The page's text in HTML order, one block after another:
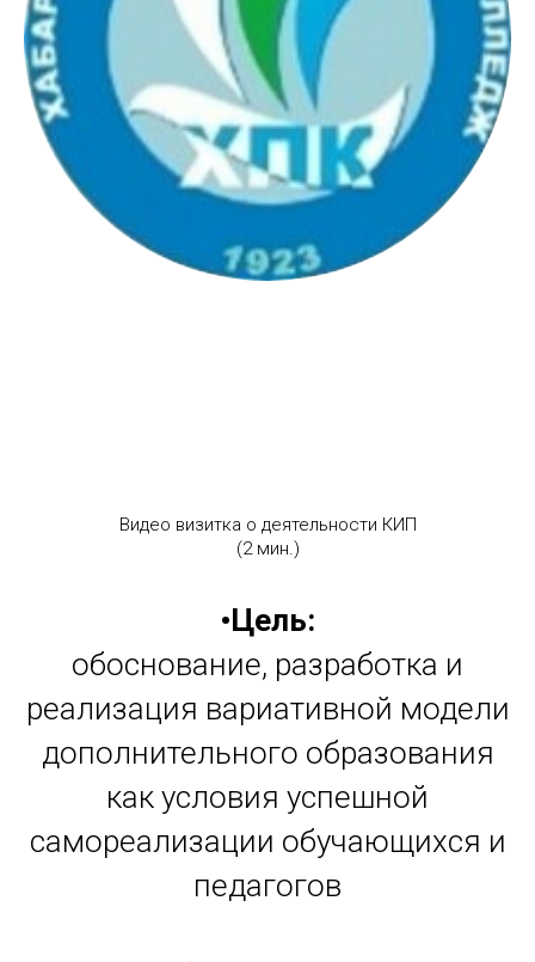
Видео визитка о деятельности КИП
(2 мин.)
•Цель:
обоснование, разработка и
реализация вариативной модели
дополнительного образования
как условия успешной
самореализации обучающихся и
педагогов